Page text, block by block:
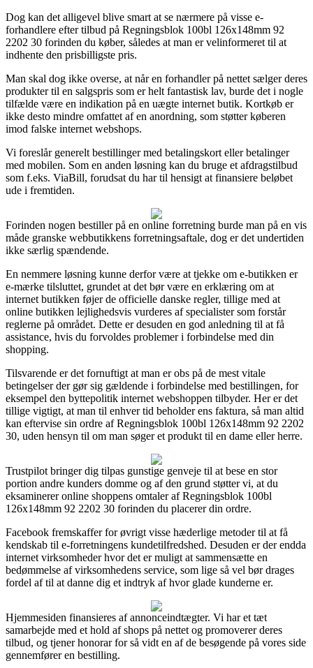
Dog kan det alligevel blive smart at se nærmere på visse e-
forhandlere efter tilbud på Regningsblok 100bl 126x148mm 92
2202 30 forinden du køber, således at man er velinformeret til at
indhente den prisbilligste pris.
Man skal dog ikke overse, at når en forhandler på nettet sælger deres
produkter til en salgspris som er helt fantastisk lav, burde det i nogle
tilfælde være en indikation på en uægte internet butik. Kortkøb er
ikke desto mindre omfattet af en anordning, som støtter køberen
imod falske internet webshops.
Vi foreslår generelt bestillinger med betalingskort eller betalinger
med mobilen. Som en anden løsning kan du bruge et afdragstilbud
som f.eks. ViaBill, forudsat du har til hensigt at finansiere beløbet
ude i fremtiden.
Forinden nogen bestiller på en online forretning burde man på en vis
måde granske webbutikkens forretningsaftale, dog er det undertiden
ikke særlig spændende.
En nemmere løsning kunne derfor være at tjekke om e-butikken er
e-mærke tilsluttet, grundet at det bør være en erklæring om at
internet butikken føjer de officielle danske regler, tillige med at
online butikken lejlighedsvis vurderes af specialister som forstår
reglerne på området. Dette er desuden en god anledning til at få
assistance, hvis du forvoldes problemer i forbindelse med din
shopping.
Tilsvarende er det fornuftigt at man er obs på de mest vitale
betingelser der gør sig gældende i forbindelse med bestillingen, for
eksempel den byttepolitik internet webshoppen tilbyder. Her er det
tillige vigtigt, at man til enhver tid beholder ens faktura, så man altid
kan eftervise sin ordre af Regningsblok 100bl 126x148mm 92 2202
30, uden hensyn til om man søger et produkt til en dame eller herre.
Trustpilot bringer dig tilpas gunstige genveje til at bese en stor
portion andre kunders domme og af den grund støtter vi, at du
eksaminerer online shoppens omtaler af Regningsblok 100bl
126x148mm 92 2202 30 forinden du placerer din ordre.
Facebook fremskaffer for øvrigt visse hæderlige metoder til at få
kendskab til e-forretningens kundetilfredshed. Desuden er der endda
internet virksomheder hvor det er muligt at sammensætte en
bedømmelse af virksomhedens service, som lige så vel bør drages
fordel af til at danne dig et indtryk af hvor glade kunderne er.
Hjemmesiden finansieres af annonceindtægter. Vi har et tæt
samarbejde med et hold af shops på nettet og promoverer deres
tilbud, og tjener honorar for så vidt en af de besøgende på vores side
gennemfører en bestilling.